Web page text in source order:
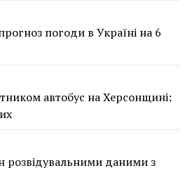
погоди в Україні на 6
автобус на Херсонщині:
розвідувальними даними з